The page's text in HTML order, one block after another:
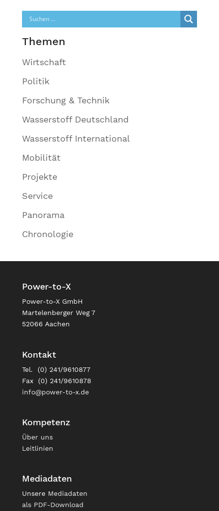
Themen
Wirtschaft
Politik
Forschung & Technik
Wasserstoff Deutschland
Wasserstoff International
Mobilität
Projekte
Service
Panorama
Chronologie
Power-to-X
Power-to-X GmbH
Martelenberger Weg 7
52066 Aachen
Kontakt
Tel. (0) 241/9610877
Fax (0) 241/9610878
info@power-to-x.de
Kompetenz
Über uns
Leitlinien
Mediadaten
Unsere Mediadaten
als PDF-Download